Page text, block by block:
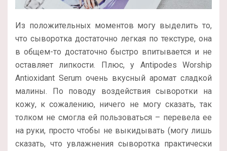
Из положительных моментов могу выделить то,
что сыворотка достаточно легкая по текстуре, она
в общем-то достаточно быстро впитывается и не
оставляет липкости. Плюс, у Antipodes Worship
Antioxidant Serum очень вкусный аромат сладкой
малины. По поводу воздействия сыворотки на
кожу, к сожалению, ничего не могу сказать, так
толком не смогла ей пользоваться – перевела ее
на руки, просто чтобы не выкидывать (могу лишь
сказать, что увлажнения сыворотка практически